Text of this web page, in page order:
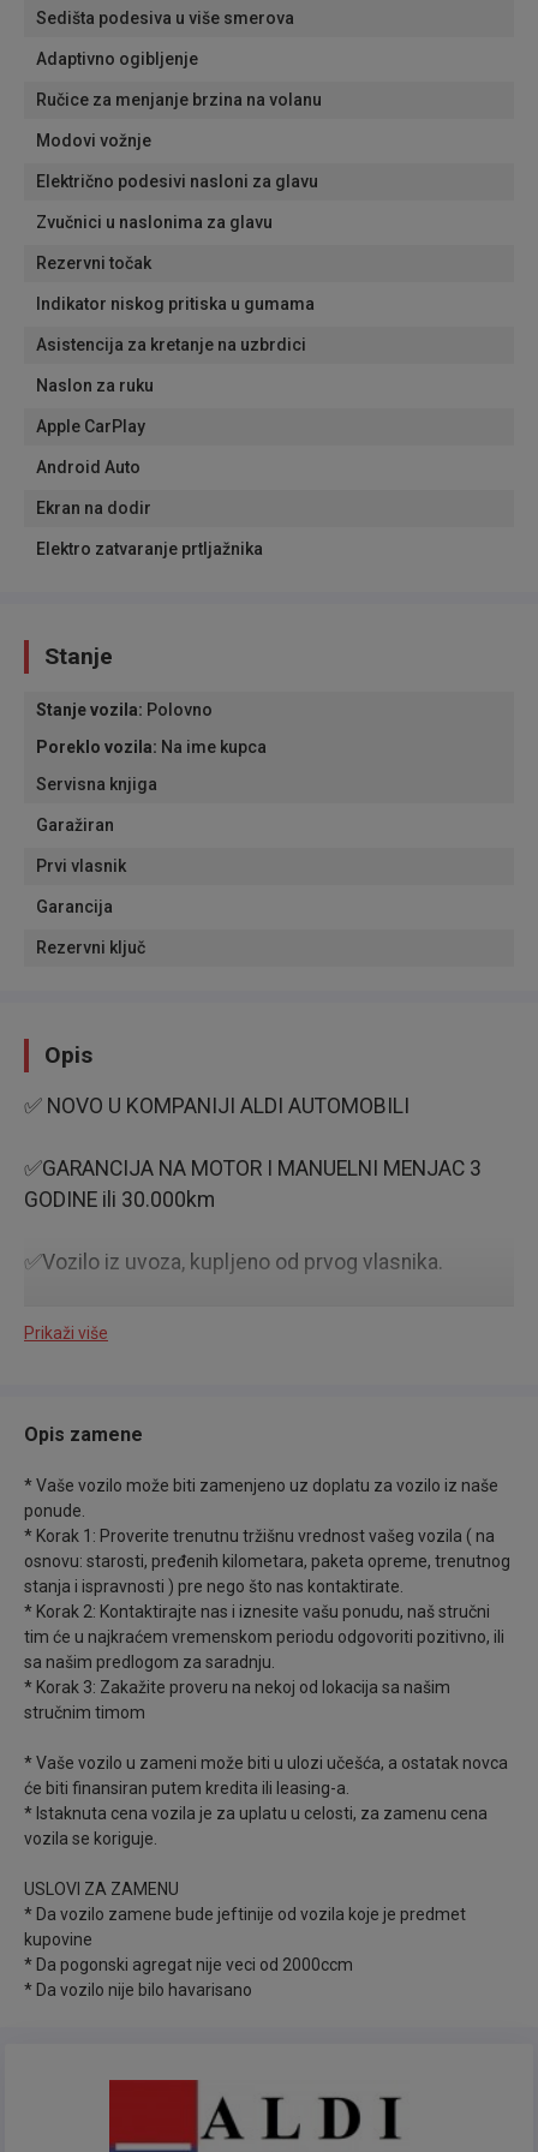
Sedišta podesiva u više smerova
Adaptivno ogibljenje
Ručice za menjanje brzina na volanu
Modovi vožnje
Električno podesivi nasloni za glavu
Zvučnici u naslonima za glavu
Rezervni točak
Indikator niskog pritiska u gumama
Asistencija za kretanje na uzbrdici
Naslon za ruku
Apple CarPlay
Android Auto
Ekran na dodir
Elektro zatvaranje prtljažnika
Stanje
Stanje vozila: Polovno
Poreklo vozila: Na ime kupca
Servisna knjiga
Garažiran
Prvi vlasnik
Garancija
Rezervni ključ
Opis
✅ NOVO U KOMPANIJI ALDI AUTOMOBILI
✅GARANCIJA NA MOTOR I MANUELNI MENJAC 3
GODINE ili 30.000km
✅Vozilo iz uvoza, kupljeno od prvog vlasnika.
✅Redovno održavano u ovlašćenom servisu (
✅Vozilo je pregledano od strane kompanije SGS-
a/Dekre. Nema nikakvih nedostataka, ili dodatnih
troškova nakon kupovine, osim registracije čije
troškove snosi kupac.
✅ Za sva naša vozila pružamo na uvid slike iz
inostranstva i na taj način vas uveravamo da vozilo
nije bilo havarisano.
ispravno.
✅ Firma Aldi Automobili se bavi i iznajmljivanjem
vozila. U ponudi imamo preko 70 vozila. Za više
informacija pozvati.
✅ Vršimo otkup vozila. Ponude nam možete slati na
neke od brojeva telefona sa sajta.
- Garancija na motor 36 meseci, ili 30.000km.
- Pismena garancija na kilometražu.
Prikaži više
Opis zamene
* Vaše vozilo može biti zamenjeno uz doplatu za vozilo iz naše
ponude.
* Korak 1: Proverite trenutnu tržišnu vrednost vašeg vozila ( na
osnovu: starosti, pređenih kilometara, paketa opreme, trenutnog
stanja i ispravnosti ) pre nego što nas kontaktirate.
* Korak 2: Kontaktirajte nas i iznesite vašu ponudu, naš stručni
tim će u najkraćem vremenskom periodu odgovoriti pozitivno, ili
sa našim predlogom za saradnju.
* Korak 3: Zakažite proveru na nekoj od lokacija sa našim
stručnim timom
* Vaše vozilo u zameni može biti u ulozi učešća, a ostatak novca
će biti finansiran putem kredita ili leasing-a.
* Istaknuta cena vozila je za uplatu u celosti, za zamenu cena
vozila se koriguje.
USLOVI ZA ZAMENU
* Da vozilo zamene bude jeftinije od vozila koje je predmet
kupovine
* Da pogonski agregat nije veci od 2000ccm
* Da vozilo nije bilo havarisano